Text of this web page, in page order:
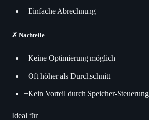
+Einfache Abrechnung
✗ Nachteile
−Keine Optimierung möglich
−Oft höher als Durchschnitt
−Kein Vorteil durch Speicher-Steuerung
Ideal für